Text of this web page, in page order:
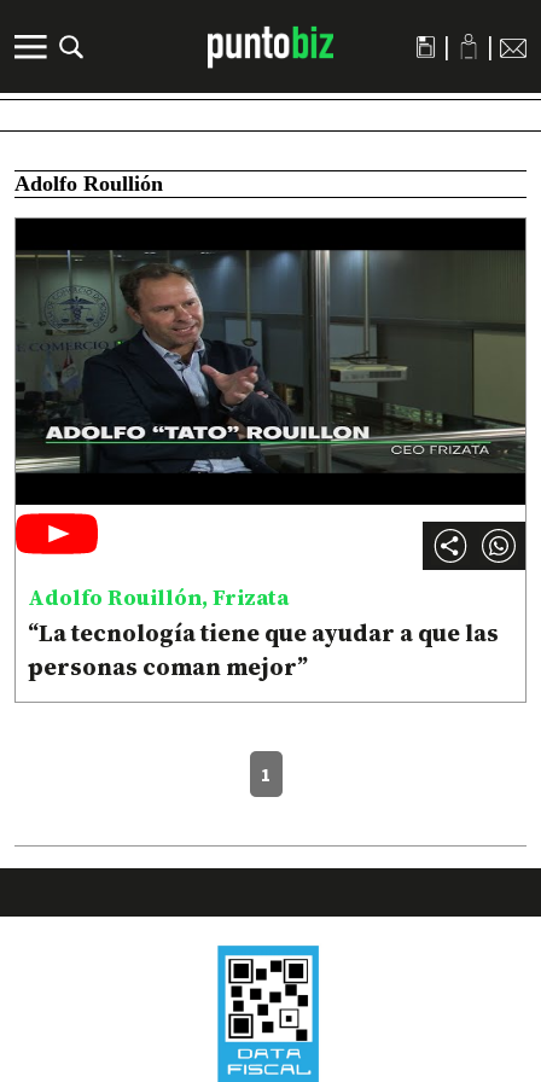
| |
Adolfo Roullión
Adolfo Rouillón, Frizata
“La tecnología tiene que ayudar a que las
personas coman mejor”
1